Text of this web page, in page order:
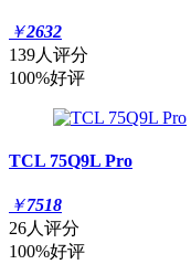
￥2632
139人评分
100%好评
TCL 75Q9L Pro
￥7518
26人评分
100%好评